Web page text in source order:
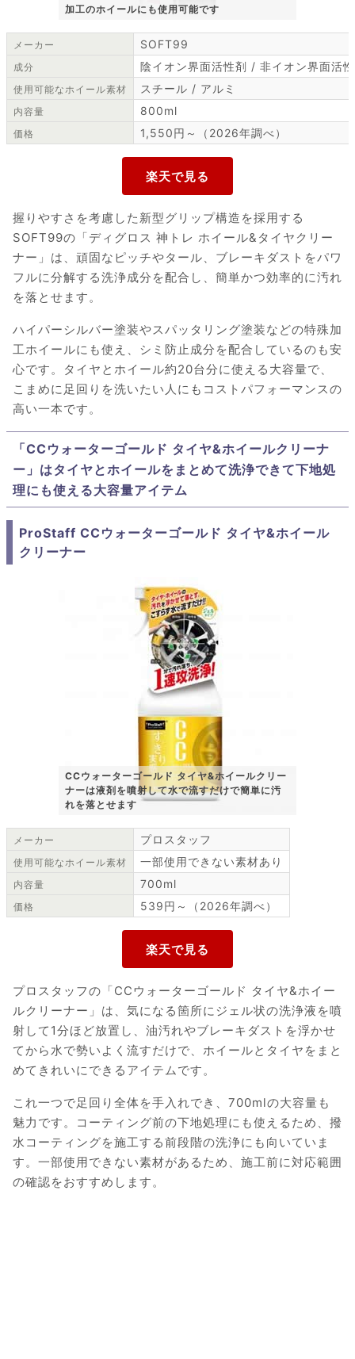
加工のホイールにも使用可能です
メーカー SOFT99
成分 陰イオン界面活性剤 / 非イオン界面活
使用可能なホイール素材 スチール / アルミ
内容量 800ml
価格 1,550円～（2026年調べ）
握りやすさを考慮した新型グリップ構造を採用する
SOFT99の「ディグロス 神トレ ホイール&タイヤクリー
ナー」は、頑固なピッチやタール、ブレーキダストをパワ
フルに分解する洗浄成分を配合し、簡単かつ効率的に汚れ
を落とせます。
ハイパーシルバー塗装やスパッタリング塗装などの特殊加
工ホイールにも使え、シミ防止成分を配合しているのも安
心です。タイヤとホイール約20台分に使える大容量で、
こまめに足回りを洗いたい人にもコストパフォーマンスの
高い一本です。
「CCウォーターゴールド タイヤ&ホイールクリーナ
ー」はタイヤとホイールをまとめて洗浄できて下地処
理にも使える大容量アイテム
ProStaff CCウォーターゴールド タイヤ&ホイール
クリーナー
CCウォーターゴールド タイヤ&ホイールクリー
ナーは液剤を噴射して水で流すだけで簡単に汚
れを落とせます
メーカー プロスタッフ
使用可能なホイール素材 一部使用できない素材あり
内容量 700ml
価格 539円～（2026年調べ）
プロスタッフの「CCウォーターゴールド タイヤ&ホイー
ルクリーナー」は、気になる箇所にジェル状の洗浄液を噴
射して1分ほど放置し、油汚れやブレーキダストを浮かせ
てから水で勢いよく流すだけで、ホイールとタイヤをまと
めてきれいにできるアイテムです。
これ一つで足回り全体を手入れでき、700mlの大容量も
魅力です。コーティング前の下地処理にも使えるため、撥
水コーティングを施工する前段階の洗浄にも向いていま
す。一部使用できない素材があるため、施工前に対応範囲
の確認をおすすめします。